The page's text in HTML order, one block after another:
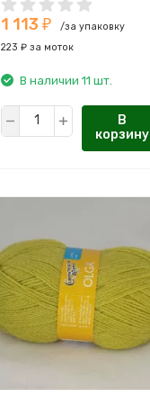
Производитель:
СЕМЕНОВСКАЯ ПРЯЖА
1 113 ₽
/за упаковку
223 ₽ за моток
В наличии 11 шт.
В
корзину